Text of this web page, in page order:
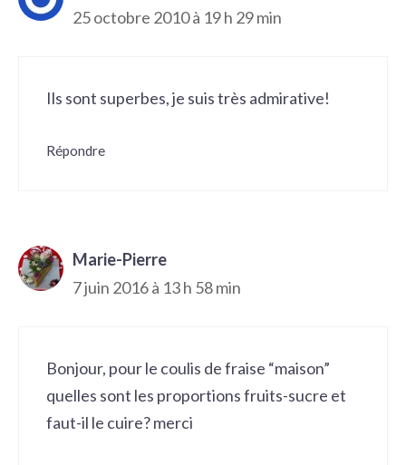
25 octobre 2010 à 19 h 29 min
Ils sont superbes, je suis très admirative!
Répondre
Marie-Pierre
7 juin 2016 à 13 h 58 min
Bonjour, pour le coulis de fraise “maison”
quelles sont les proportions fruits-sucre et
faut-il le cuire? merci